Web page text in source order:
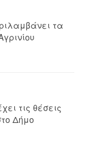
τα
τις θέσεις
Δήμο